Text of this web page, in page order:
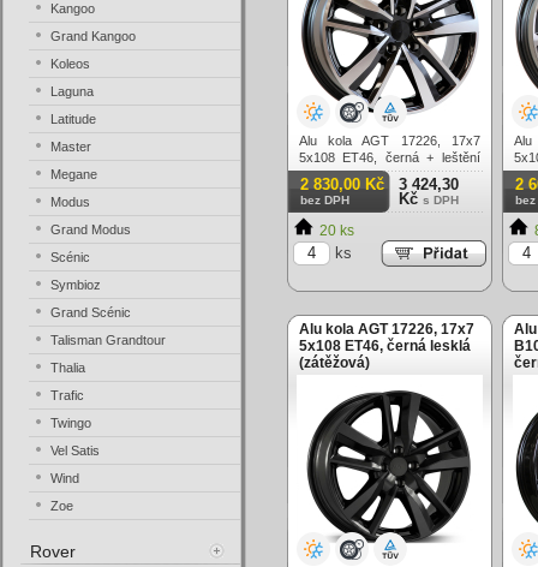
Alu kola AGT 17226, 17x7
5x108 ET46, černá + leštění
(zátěžová)
2 830,00 Kč
bez DPH
3 424,30
Kč s DPH
20 ks
ks
2
bez
Alu kola AGT 17226, 17x7
5x108 ET46, černá lesklá
(zátěžová)
Kangoo
Grand Kangoo
Koleos
Laguna
Latitude
Master
Megane
Modus
Grand Modus
Scénic
Symbioz
Grand Scénic
Talisman Grandtour
Thalia
Trafic
Twingo
Vel Satis
Wind
Zoe
Rover